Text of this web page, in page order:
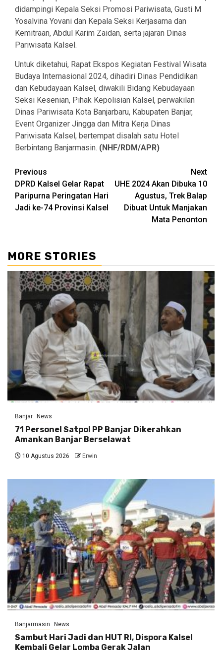
didampingi Kepala Seksi Promosi Pariwisata, Gusti M
Yosalvina Yovani dan Kepala Seksi Kerjasama dan
Kemitraan, Abdul Karim Zaidan, serta jajaran Dinas
Pariwisata Kalsel.
Untuk diketahui, Rapat Ekspos Kegiatan Festival Wisata
Budaya Internasional 2024, dihadiri Dinas Pendidikan
dan Kebudayaan Kalsel, diwakili Bidang Kebudayaan
Seksi Kesenian, Pihak Kepolisian Kalsel, perwakilan
Dinas Pariwisata Kota Banjarbaru, Kabupaten Banjar,
Event Organizer Jingga dan Mitra Kerja Dinas
Pariwisata Kalsel, bertempat disalah satu Hotel
Berbintang Banjarmasin. (NHF/RDM/APR)
Continue
Reading
Previous
DPRD Kalsel Gelar Rapat
Paripurna Peringatan Hari
Jadi ke-74 Provinsi Kalsel
Next
UHE 2024 Akan Dibuka 10
Agustus, Trek Balap
Dibuat Untuk Manjakan
Mata Penonton
MORE STORIES
Banjar News
71 Personel Satpol PP Banjar Dikerahkan
Amankan Banjar Berselawat
10 Agustus 2026 Erwin
Banjarmasin News
Sambut Hari Jadi dan HUT RI, Dispora Kalsel
Kembali Gelar Lomba Gerak Jalan